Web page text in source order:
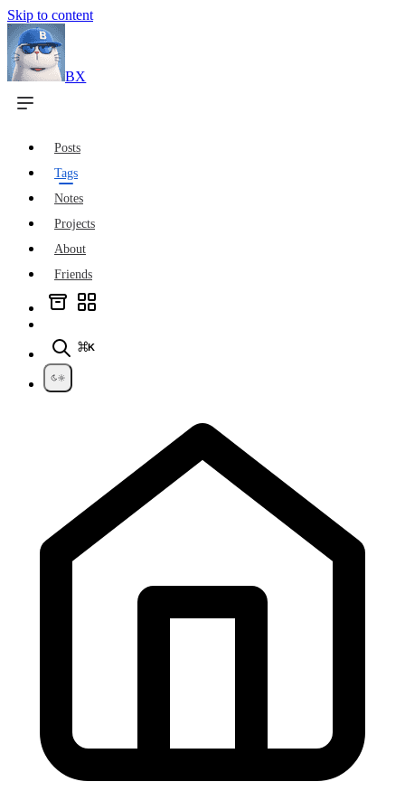
Skip to content
BX
Posts
Tags
Notes
Projects
About
Friends
⌘K